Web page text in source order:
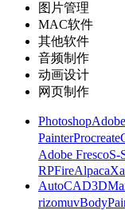
图片管理
MAC软件
其他软件
音频制作
动画设计
网页制作
Photoshop
PainterProcreate
Adobe FrescoS-
RPFireAlpaca
AutoCAD
rizomuv